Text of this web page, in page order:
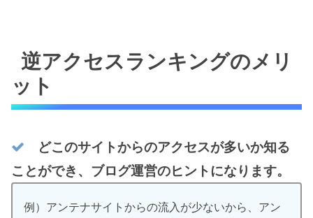
逆アクセスランキングのメリ
ット
どこのサイトからのアクセスが多いか知る
ことができ、ブログ運営のヒントになります。
例）アンテナサイトからの流入が少ないから、アン